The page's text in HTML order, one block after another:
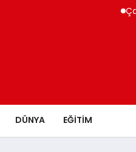
Çakallı
DÜNYA EĞITIM